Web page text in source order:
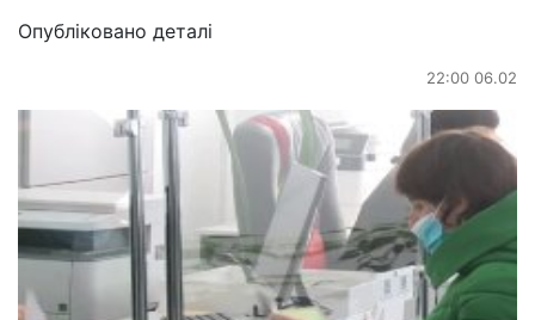
Опубліковано деталі
22:00 06.02